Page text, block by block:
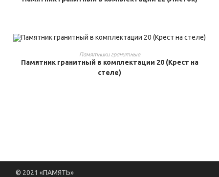
Памятники гранитные
Памятник гранитный в комплектации 20 (Крест на
стеле)
© 2021 «ПАМЯТЬ»